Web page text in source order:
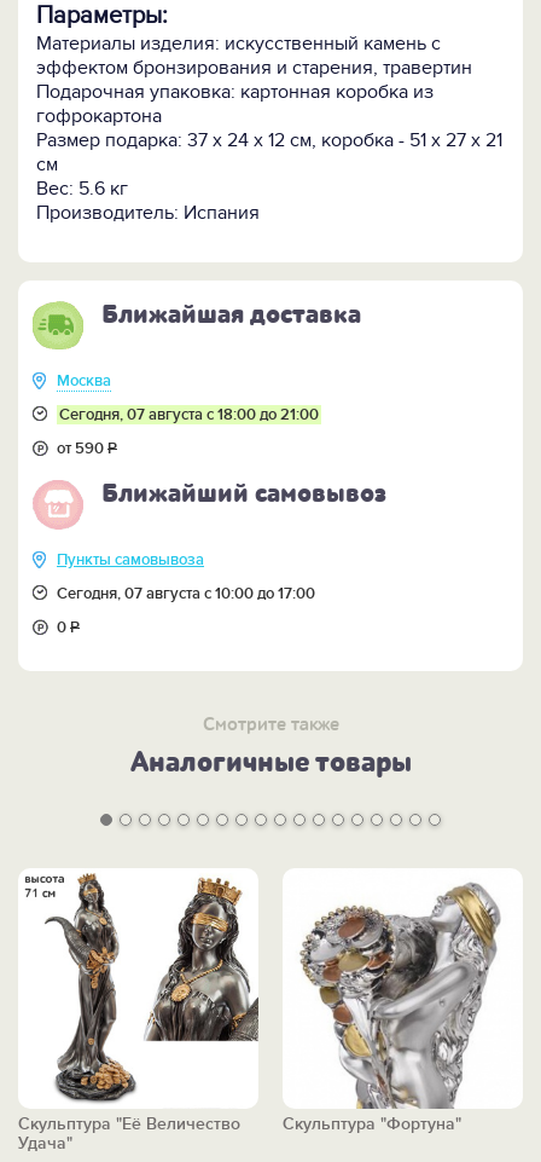
Параметры:
Материалы изделия: искусственный камень с
эффектом бронзирования и старения, травертин
Подарочная упаковка: картонная коробка из
гофрокартона
Размер подарка: 37 х 24 х 12 см, коробка - 51 х 27 х 21
см
Вес: 5.6 кг
Производитель: Испания
Ближайшая доставка
Москва
Сегодня, 07 августа с 18:00 до 21:00
от 590Р
Ближайший самовывоз
Пункты самовывоза
Сегодня, 07 августа с 10:00 до 17:00
0Р
Смотрите также
Аналогичные товары
Скульптура "Её Величество
Удача"
Скульптура "Фортуна"